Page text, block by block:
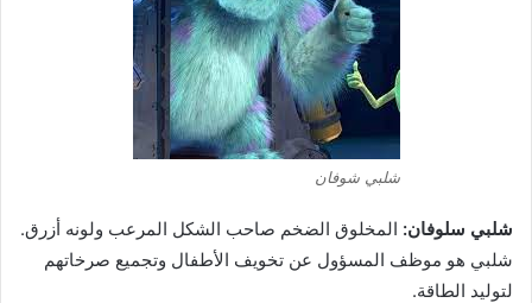
شلبي شوفان
شلبي سلوفان: المخلوق الضخم صاحب الشكل المرعب ولونه أزرق.
شلبي هو موظف المسؤول عن تخويف الأطفال وتجميع صرخاتهم
لتوليد الطاقة.